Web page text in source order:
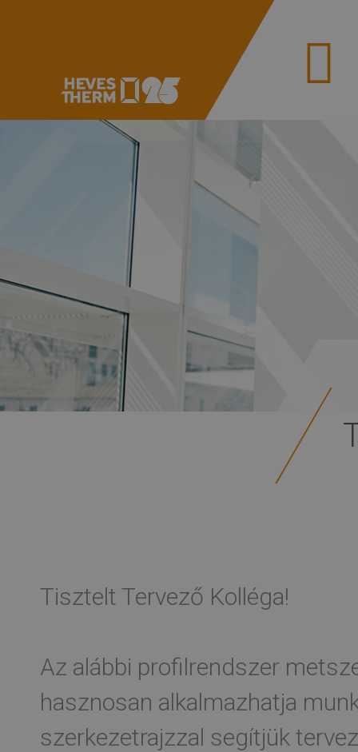
Tisztelt Tervező Kolléga!
Az alábbi profilrendszer
hasznosan alkalmazhatja
szerkezetrajzzal segítjük